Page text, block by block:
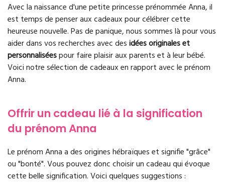
Avec la naissance d'une petite princesse prénommée Anna, il
est temps de penser aux cadeaux pour célébrer cette
heureuse nouvelle. Pas de panique, nous sommes là pour vous
aider dans vos recherches avec desidées originales et
personnaliséespour faire plaisir aux parents et à leur bébé.
Voici notre sélection de cadeaux en rapport avec le prénom
Anna.
Offrir un cadeau lié à la signification
du prénom Anna
Le prénom Anna a des origines hébraïques et signifie "grâce"
ou "bonté". Vous pouvez donc choisir un cadeau qui évoque
cette belle signification. Voici quelques suggestions :